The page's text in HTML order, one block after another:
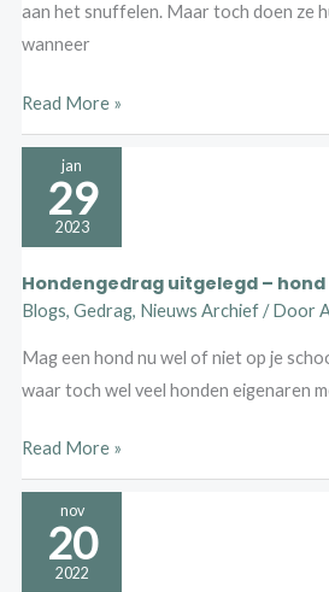
aan het snuffelen. Maar toch doen ze
wanneer
straat
Read More »
jan
29
2023
Hondengedrag uitgelegd –
Blogs, Gedrag, Nieuws Archief/ Door
Mag een hond nu wel of niet op je
waar toch wel veel honden eigenaren
Hondengedrag
uitgelegd
op
schoot
Read More »
nov
20
2022
Pavlov